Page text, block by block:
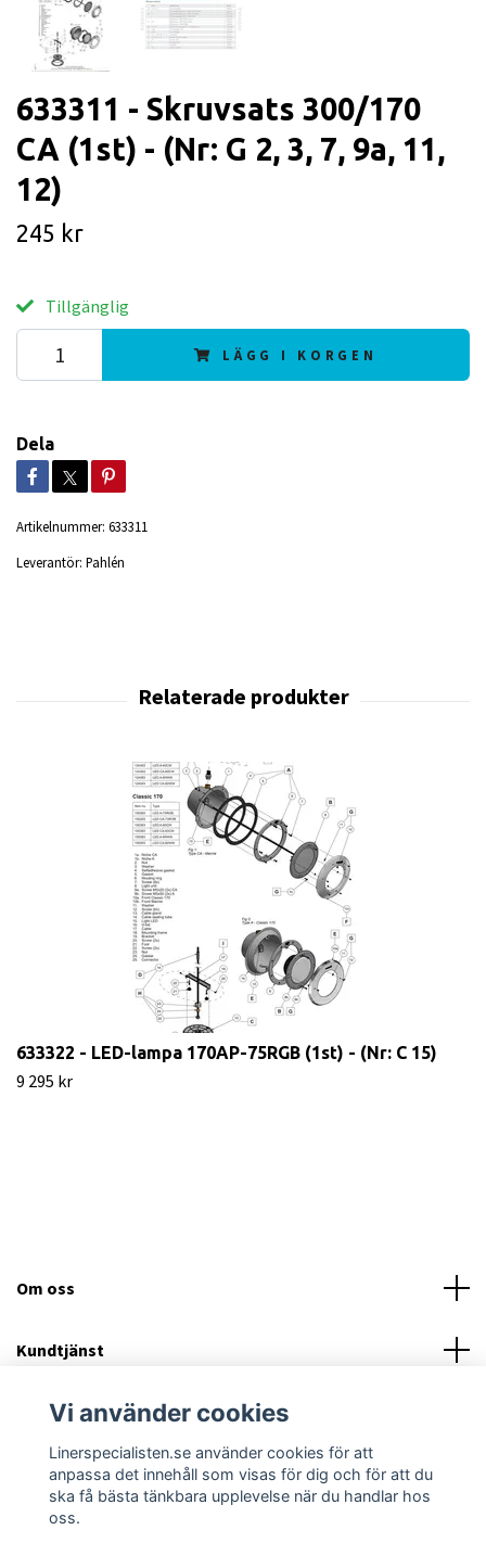
633311 - Skruvsats 300/170
CA (1st) - (Nr: G 2, 3, 7, 9a, 11,
12)
245 kr
Tillgänglig
LÄGG I KORGEN
Dela
Artikelnummer: 633311
Leverantör: Pahlén
633322 - LED-lampa 170AP-75RGB (1st) - (Nr: C 15)
9 295 kr
Om oss
Kundtjänst
Läs mer
Sociala medier
Vi använder cookies
Linerspecialisten.se använder cookies för att
anpassa det innehåll som visas för dig och för att du
ska få bästa tänkbara upplevelse när du handlar hos
oss.